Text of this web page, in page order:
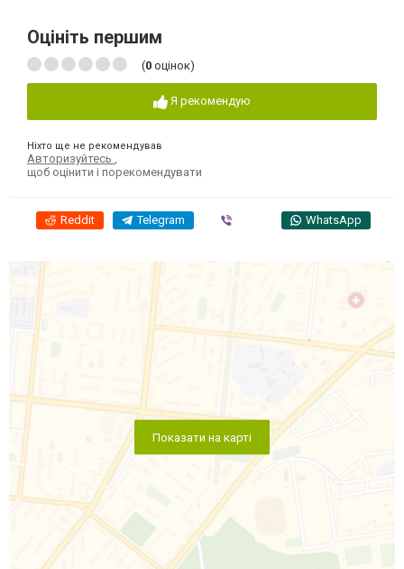
Оцініть першим
(0 оцінок)
Я рекомендую
Ніхто ще не рекомендував
Авторизуйтесь
щоб оцінити і порекомендувати
Reddit Telegram WhatsApp
Показати на карті